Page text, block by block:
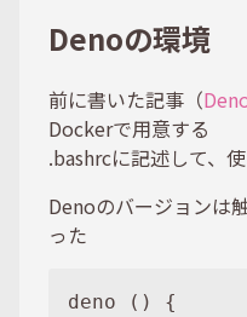
Denoの環境
前に書いた記事（
Dockerで用意する
.bashrcに記述して、
Denoのバージョンは
った
deno () {